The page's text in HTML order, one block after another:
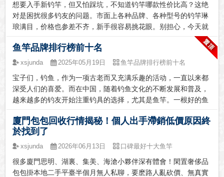
达亿瓦是一家享誉全球的渔具品牌，以其高品质的产品和创新技
术而著称。推荐理由：达亿瓦的钓鱼竿以其...
想要入手新钓竿，但又怕踩坑，不知道钓竿哪款性价比高？这绝
对是困扰很多钓友的问题。市面上各种品牌、各种型号的钓竿琳
琅满目，价格也参差不齐，新手很容易挑花眼。别担心，今天就
来跟大家聊聊如何选择适合自己的钓竿，希望能帮大家少走弯
路，找到真正实用又划算的宝贝。钓竿这东西，并不是越贵就越
好，关键是要适合自己的需求和习惯，用着顺手才最重要，质量
的产品。很多钓友都问我，哪些钓竿比较好用，也经常询问钓竿
哪款性价比高。为了解决大家选购的难题，我特意整理了一些...
鱼竿品牌排行榜前十名
xsjunda 2025年05月19日 鱼竿品牌排行榜前十名
宝子们，钓鱼，作为一项古老而又充满乐趣的活动，一直以来都
深受人们的喜爱。而在中国，随着钓鱼文化的不断发展和普及，
越来越多的钓友开始注重钓具的选择，尤其是鱼竿。一根好的鱼
同时，感受到更多的满足和成就感。那么，中国前十的鱼竿排名
是怎样的呢？今天，我们就来一起来瞧一瞧。一、江南鲤说到中
国鱼竿品牌，江南鲤绝对是一个绕不开的名字。作为国内钓具行
了广泛认可。江南鲤的鱼竿以耐用性、灵敏度和性价比著称...
廈門包包回收行情揭秘！個人出手滯銷低價原因終
於找到了
xsjunda 2026年06月13日 口碑最好十大鱼竿
很多廈門思明、湖裏、集美、海滄小夥伴深有體會！閑置奢侈品
包包掛本地二手平臺半個月無人私聊，要麽路人亂砍價、無真實